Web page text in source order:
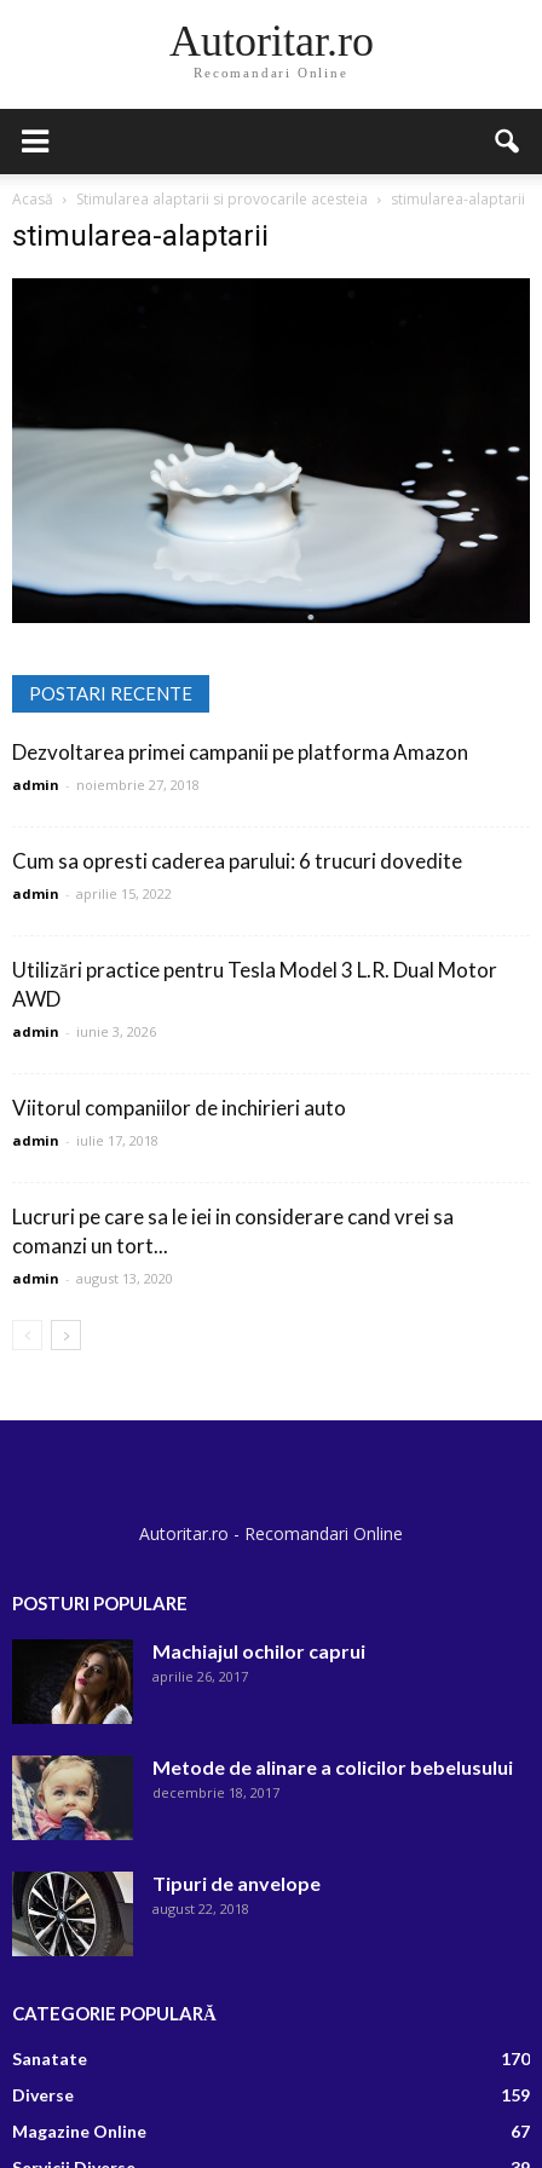
Autoritar.ro
Recomandari Online
Acasă Stimularea alaptarii si provocarile acesteia stimularea-alaptarii
stimularea-alaptarii
POSTARI RECENTE
Dezvoltarea primei campanii pe platforma Amazon
admin - noiembrie 27, 2018
Cum sa opresti caderea parului: 6 trucuri dovedite
admin - aprilie 15, 2022
Utilizări practice pentru Tesla Model 3 L.R. Dual Motor
AWD
admin - iunie 3, 2026
Viitorul companiilor de inchirieri auto
admin - iulie 17, 2018
Lucruri pe care sa le iei in considerare cand vrei sa
comanzi un tort...
admin - august 13, 2020
Autoritar.ro - Recomandari Online
POSTURI POPULARE
Machiajul ochilor caprui
aprilie 26, 2017
Metode de alinare a colicilor bebelusului
decembrie 18, 2017
Tipuri de anvelope
august 22, 2018
CATEGORIE POPULARĂ
Sanatate
170
Diverse
159
Magazine Online
67